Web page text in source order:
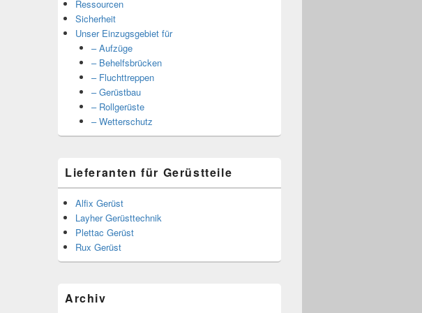
Ressourcen
Sicherheit
Unser Einzugsgebiet für
– Aufzüge
– Behelfsbrücken
– Fluchttreppen
– Gerüstbau
– Rollgerüste
– Wetterschutz
Lieferanten für Gerüstteile
Alfix Gerüst
Layher Gerüsttechnik
Plettac Gerüst
Rux Gerüst
Archiv